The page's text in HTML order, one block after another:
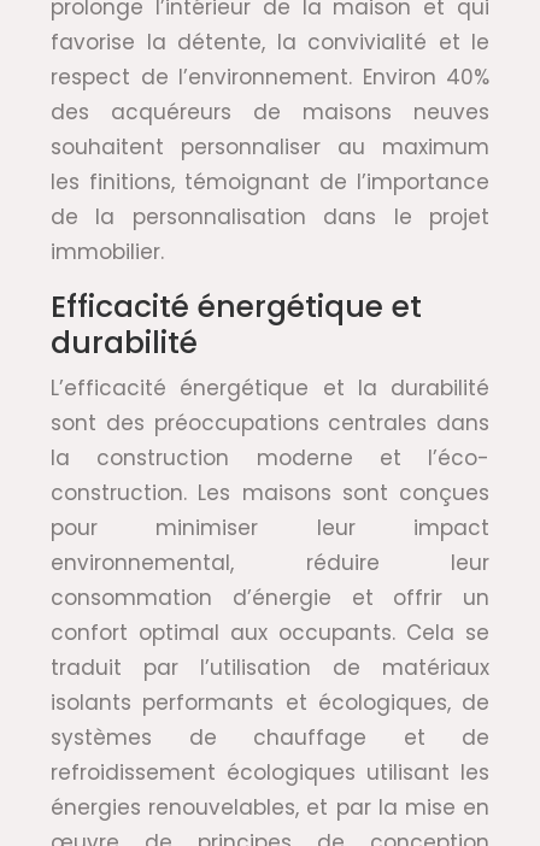
prolonge l’intérieur de la maison et qui
favorise la détente, la convivialité et le
respect de l’environnement. Environ 40%
des acquéreurs de maisons neuves
souhaitent personnaliser au maximum
les finitions, témoignant de l’importance
de la personnalisation dans le projet
immobilier.
Efficacité énergétique et
durabilité
L’efficacité énergétique et la durabilité
sont des préoccupations centrales dans
la construction moderne et l’éco-
construction. Les maisons sont conçues
pour minimiser leur impact
environnemental, réduire leur
consommation d’énergie et offrir un
confort optimal aux occupants. Cela se
traduit par l’utilisation de matériaux
isolants performants et écologiques, de
systèmes de chauffage et de
refroidissement écologiques utilisant les
énergies renouvelables, et par la mise en